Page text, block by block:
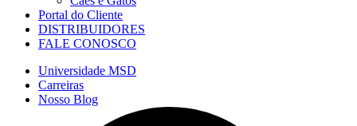
Portal do Cliente
DISTRIBUIDORES
FALE CONOSCO
Universidade MSD
Carreiras
Nosso Blog